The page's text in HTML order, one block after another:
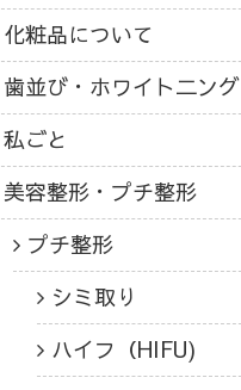
化粧品について
歯並び・ホワイト二ング
私ごと
美容整形・プチ整形
プチ整形
シミ取り
ハイフ（HIFU)